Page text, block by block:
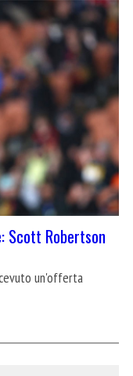
Scott Robertson
un'offerta